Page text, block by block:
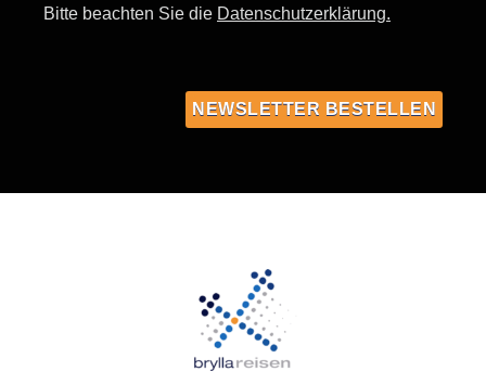
Bitte beachten Sie die Datenschutzerklärung.